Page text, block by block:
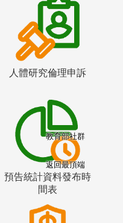
人體研究倫理申訴
預告統計資料發布時
間表
教育部社群
返回最頂端